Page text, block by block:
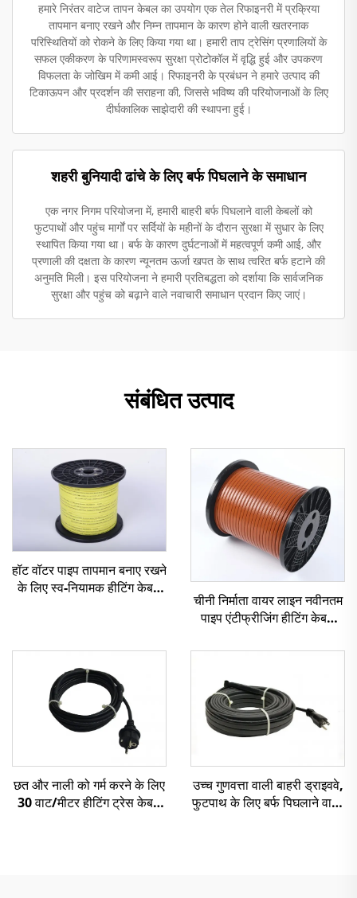
हमारे निरंतर वाटेज तापन केबल का उपयोग एक तेल रिफाइनरी में प्रक्रिया
तापमान बनाए रखने और निम्न तापमान के कारण होने वाली खतरनाक
परिस्थितियों को रोकने के लिए किया गया था। हमारी ताप ट्रेसिंग प्रणालियों के
सफल एकीकरण के परिणामस्वरूप सुरक्षा प्रोटोकॉल में वृद्धि हुई और उपकरण
विफलता के जोखिम में कमी आई। रिफाइनरी के प्रबंधन ने हमारे उत्पाद की
टिकाऊपन और प्रदर्शन की सराहना की, जिससे भविष्य की परियोजनाओं के लिए
दीर्घकालिक साझेदारी की स्थापना हुई।
शहरी बुनियादी ढांचे के लिए बर्फ पिघलाने के समाधान
एक नगर निगम परियोजना में, हमारी बाहरी बर्फ पिघलाने वाली केबलों को
फुटपाथों और पहुंच मार्गों पर सर्दियों के महीनों के दौरान सुरक्षा में सुधार के लिए
स्थापित किया गया था। बर्फ के कारण दुर्घटनाओं में महत्वपूर्ण कमी आई, और
प्रणाली की दक्षता के कारण न्यूनतम ऊर्जा खपत के साथ त्वरित बर्फ हटाने की
अनुमति मिली। इस परियोजना ने हमारी प्रतिबद्धता को दर्शाया कि सार्वजनिक
सुरक्षा और पहुंच को बढ़ाने वाले नवाचारी समाधान प्रदान किए जाएं।
संबंधित उत्पाद
हॉट वॉटर पाइप तापमान बनाए रखने
के लिए स्व-नियामक हीटिंग केबल
चीनी निर्माता वायर लाइन नवीनतम
पाइप एंटीफ्रीजिंग हीटिंग केबल
छत और नाली को गर्म करने के लिए
30 वाट/मीटर हीटिंग ट्रेस केबल
उच्च गुणवत्ता वाली बाहरी ड्राइववे,
फुटपाथ के लिए बर्फ पिघलाने वाली